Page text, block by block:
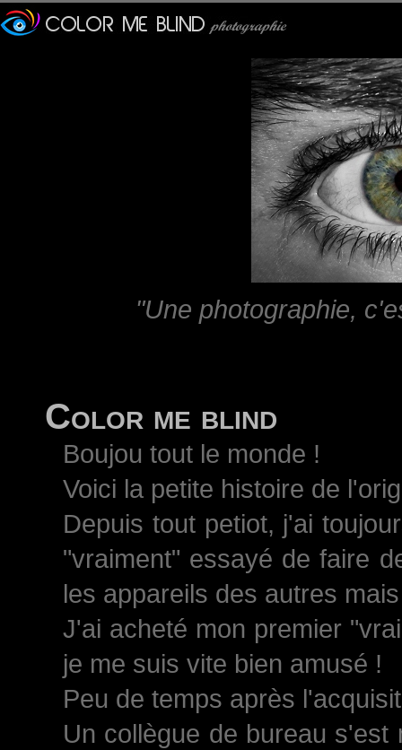
"Une photographie,
Color me blind
Boujou tout le monde !
Voici la petite histoire de
Depuis tout petiot, j'ai
"vraiment" essayé de faire
les appareils des autres
J'ai acheté mon premier
je me suis vite bien amusé !
Peu de temps après
Un collègue de bureau